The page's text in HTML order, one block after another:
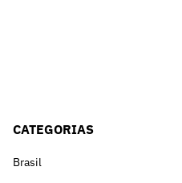
CATEGORIAS
Brasil